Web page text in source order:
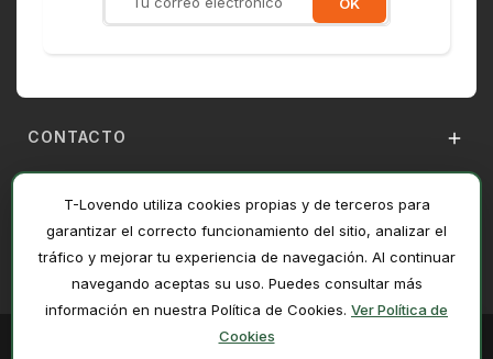
CONTACTO 
AYUDA 
LEGAL
© 2026 T-Lovendo · Rojas Electronics, S.L.
T-Lovendo utiliza cookies propias y de terceros para
garantizar el correcto funcionamiento del sitio, analizar el
tráfico y mejorar tu experiencia de navegación. Al continuar
navegando aceptas su uso. Puedes consultar más
información en nuestra Política de Cookies. Ver Política de
Cookies